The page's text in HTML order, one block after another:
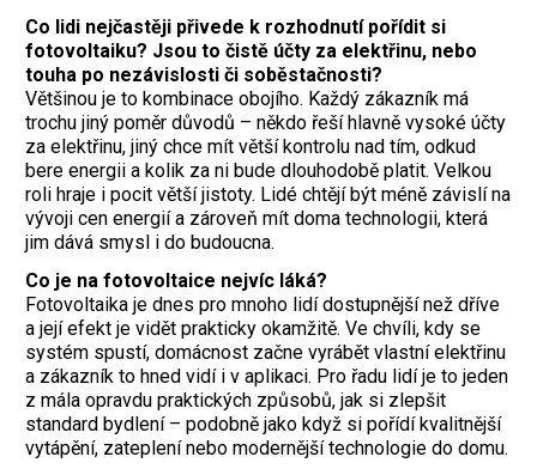
Co lidi nejčastěji přivede k rozhodnutí pořídit si
fotovoltaiku? Jsou to čistě účty za elektřinu, nebo
touha po nezávislosti či soběstačnosti?
Většinou je to kombinace obojího. Každý zákazník má
trochu jiný poměr důvodů – někdo řeší hlavně vysoké účty
za elektřinu, jiný chce mít větší kontrolu nad tím, odkud
bere energii a kolik za ni bude dlouhodobě platit. Velkou
roli hraje i pocit větší jistoty. Lidé chtějí být méně závislí na
vývoji cen energií a zároveň mít doma technologii, která
jim dává smysl i do budoucna.
Co je na fotovoltaice nejvíc láká?
Fotovoltaika je dnes pro mnoho lidí dostupnější než dříve
a její efekt je vidět prakticky okamžitě. Ve chvíli, kdy se
systém spustí, domácnost začne vyrábět vlastní elektřinu
a zákazník to hned vidí i v aplikaci. Pro řadu lidí je to jeden
z mála opravdu praktických způsobů, jak si zlepšit
standard bydlení – podobně jako když si pořídí kvalitnější
vytápění, zateplení nebo modernější technologie do domu.